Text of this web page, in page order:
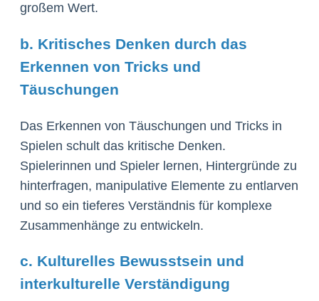
großem Wert.
b. Kritisches Denken durch das
Erkennen von Tricks und
Täuschungen
Das Erkennen von Täuschungen und Tricks in
Spielen schult das kritische Denken.
Spielerinnen und Spieler lernen, Hintergründe zu
hinterfragen, manipulative Elemente zu entlarven
und so ein tieferes Verständnis für komplexe
Zusammenhänge zu entwickeln.
c. Kulturelles Bewusstsein und
interkulturelle Verständigung